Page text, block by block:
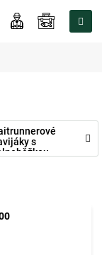
NÁKUPNÍ
s